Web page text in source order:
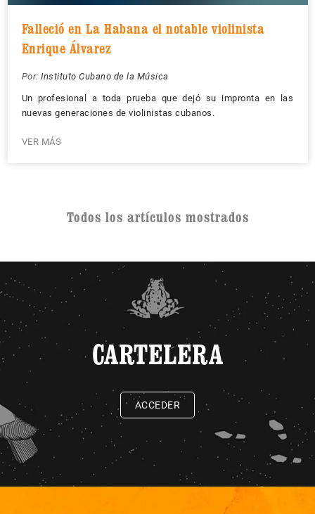
Falleció en La Habana el notable violinista
Enrique Álvarez
Por: Instituto Cubano de la Música
Un profesional a toda prueba que dejó su impronta en las
nuevas generaciones de violinistas cubanos.
VER MÁS
Todos los artículos mostrados
CARTELERA
ACCEDER